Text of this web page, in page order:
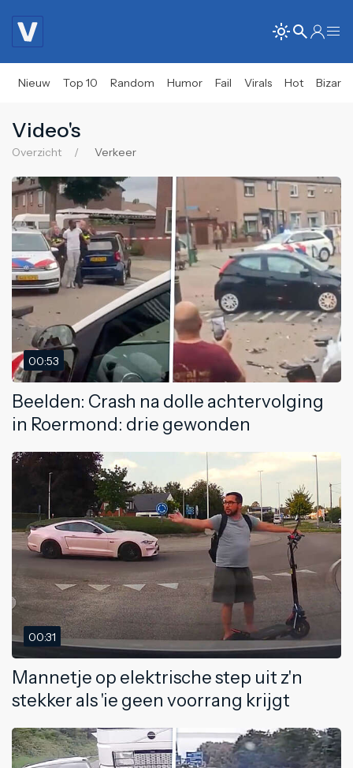
Nieuw Top 10 Random Humor Fail Virals Hot Bizar
Video's
Overzicht Verkeer
00:53
Beelden: Crash na dolle achtervolging
in Roermond: drie gewonden
00:31
Mannetje op elektrische step uit z'n
stekker als 'ie geen voorrang krijgt